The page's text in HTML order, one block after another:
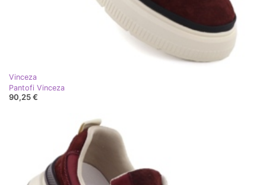
Vinceza
Pantofi Vinceza
90,25 €